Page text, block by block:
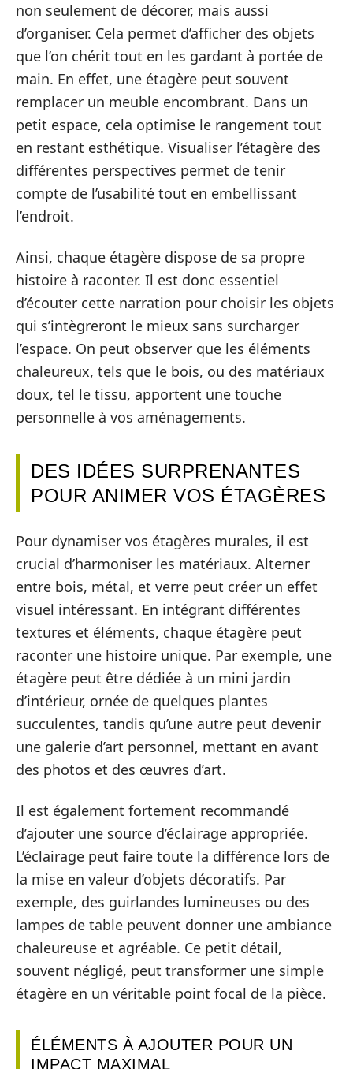
non seulement de décorer, mais aussi
d’organiser. Cela permet d’afficher des objets
que l’on chérit tout en les gardant à portée de
main. En effet, une étagère peut souvent
remplacer un meuble encombrant. Dans un
petit espace, cela optimise le rangement tout
en restant esthétique. Visualiser l’étagère des
différentes perspectives permet de tenir
compte de l’usabilité tout en embellissant
l’endroit.
Ainsi, chaque étagère dispose de sa propre
histoire à raconter. Il est donc essentiel
d’écouter cette narration pour choisir les objets
qui s’intègreront le mieux sans surcharger
l’espace. On peut observer que les éléments
chaleureux, tels que le bois, ou des matériaux
doux, tel le tissu, apportent une touche
personnelle à vos aménagements.
DES IDÉES SURPRENANTES
POUR ANIMER VOS ÉTAGÈRES
Pour dynamiser vos étagères murales, il est
crucial d’harmoniser les matériaux. Alterner
entre bois, métal, et verre peut créer un effet
visuel intéressant. En intégrant différentes
textures et éléments, chaque étagère peut
raconter une histoire unique. Par exemple, une
étagère peut être dédiée à un mini jardin
d’intérieur, ornée de quelques plantes
succulentes, tandis qu’une autre peut devenir
une galerie d’art personnel, mettant en avant
des photos et des œuvres d’art.
Il est également fortement recommandé
d’ajouter une source d’éclairage appropriée.
L’éclairage peut faire toute la différence lors de
la mise en valeur d’objets décoratifs. Par
exemple, des guirlandes lumineuses ou des
lampes de table peuvent donner une ambiance
chaleureuse et agréable. Ce petit détail,
souvent négligé, peut transformer une simple
étagère en un véritable point focal de la pièce.
ÉLÉMENTS À AJOUTER POUR UN
IMPACT MAXIMAL